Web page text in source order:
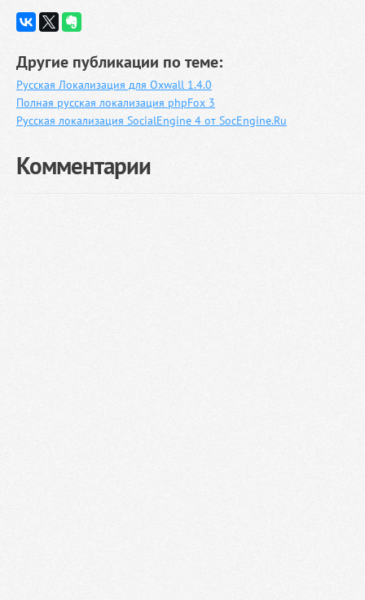
Другие публикации по теме:
Русская Локализация для Oxwall 1.4.0
Полная русская локализация phpFox 3
Русская локализация SocialEngine 4 от SocEngine.Ru
Комментарии